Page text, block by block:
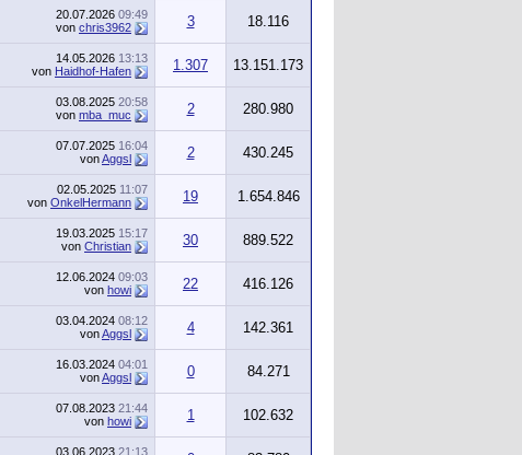
20.07.2026 09:49
von chris3962 3 18.116
14.05.2026 13:13
von Haidhof-Hafen 1.307 13.151.173
03.08.2025 20:58
von mba_muc 2 280.980
07.07.2025 16:04
vonAggsl 2 430.245
02.05.2025 11:07
von OnkelHermann 19 1.654.846
19.03.2025 15:17
von Christian 30 889.522
12.06.2024 09:03
von howi 22 416.126
03.04.2024 08:12
vonAggsl 4 142.361
16.03.2024 04:01
vonAggsl 0 84.271
07.08.2023 21:44
von howi 1 102.632
03.06.2023 21:13